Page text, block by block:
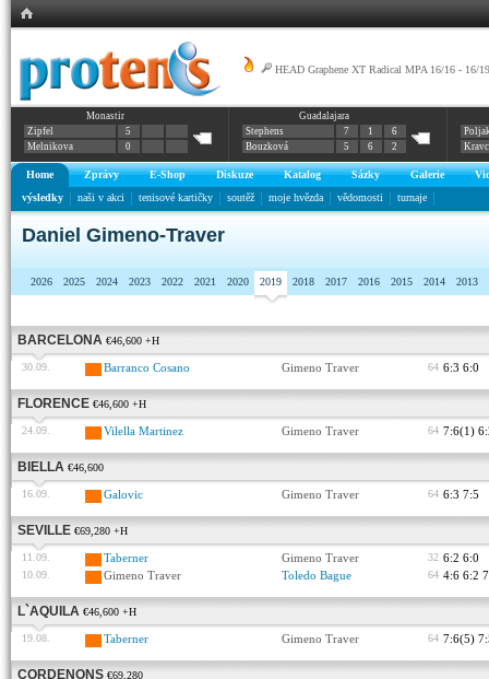
HEAD Graphene XT Radical MPA 16/16 - 16/19
Monastir
Zipfel
5
Melnikova
0
Guadalajara
Stephens
7 1
6
Bouzková
5 6 2
Home Zprávy E-Shop Diskuze Katalog Sázky Galerie
výsledky
naši v akci tenisové kartičky soutěž moje hvězda vědomosti turnaje
Daniel Gimeno-Traver
2026 2025 2024 2023 2022 2021 2020 2019 2018 2017 2016 2015 2014 2013
BARCELONA €46,600 +H
30.09. Barranco Cosano Gimeno Traver 64 6:3 6:0
FLORENCE €46,600 +H
24.09. Vilella Martinez Gimeno Traver 64 7:6(1)
BIELLA €46,600
16.09. Galovic Gimeno Traver 64 6:3 7:5
SEVILLE €69,280 +H
11.09. Taberner Gimeno Traver 32 6:2 6:0
10.09. Gimeno Traver Toledo Bague 64 4:6 6:2
L`AQUILA €46,600 +H
19.08. Taberner Gimeno Traver 64 7:6(5)
CORDENONS €69,280